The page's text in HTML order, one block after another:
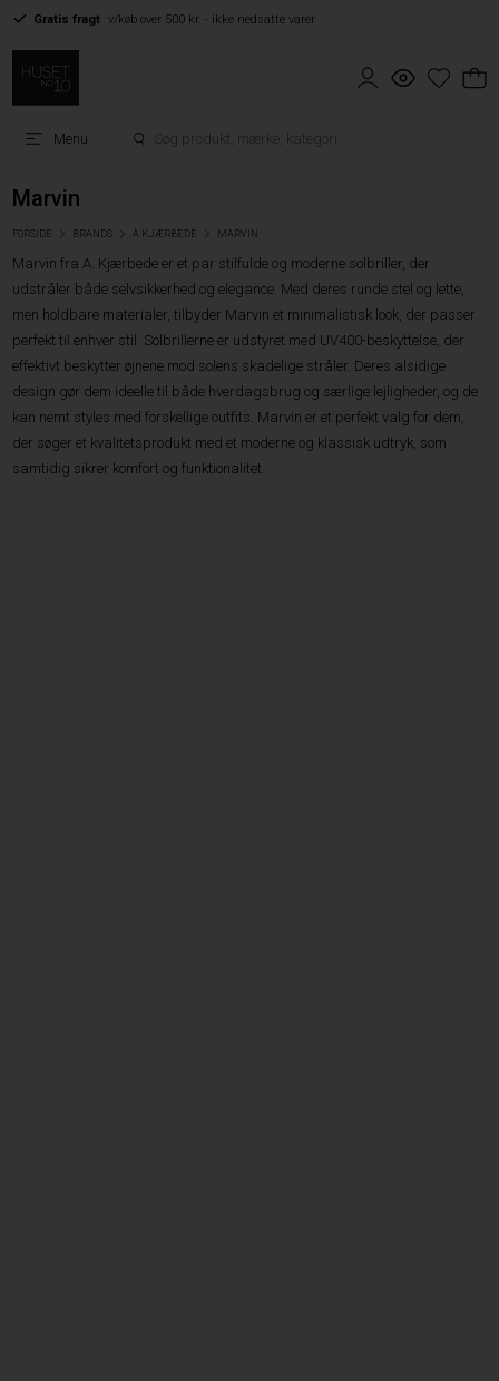
Gratis fragt v/køb over 500 kr. - ikke nedsatte varer
Menu
Marvin
FORSIDE BRANDS A.KJÆRBEDE MARVIN
Marvin fra A. Kjærbede er et par stilfulde og moderne solbriller, der
udstråler både selvsikkerhed og elegance. Med deres runde stel og lette,
men holdbare materialer, tilbyder Marvin et minimalistisk look, der passer
perfekt til enhver stil. Solbrillerne er udstyret med UV400-beskyttelse, der
effektivt beskytter øjnene mod solens skadelige stråler. Deres alsidige
design gør dem ideelle til både hverdagsbrug og særlige lejligheder, og de
kan nemt styles med forskellige outfits. Marvin er et perfekt valg for dem,
der søger et kvalitetsprodukt med et moderne og klassisk udtryk, som
samtidig sikrer komfort og funktionalitet.